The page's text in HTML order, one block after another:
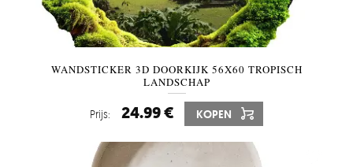
WANDSTICKER 3D DOORKIJK 56X60 TROPISCH
LANDSCHAP
Prijs: 24.99 € KOPEN